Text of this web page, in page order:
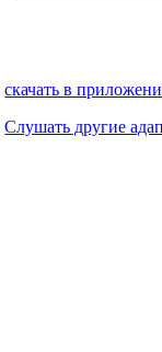
скачать в
Слушать другие